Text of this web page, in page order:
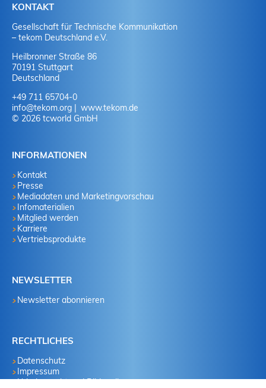
KONTAKT
Gesellschaft für Technische Kommunikation
– tekom Deutschland e.V.
Heilbronner Straße 86
70191 Stuttgart
Deutschland
+49 711 65704-0
info@tekom.org
www.tekom.de
© 2026 tcworld GmbH
INFORMATIONEN
Kontakt
Presse
Mediadaten und Marketingvorschau
Infomaterialien
Mitglied werden
Karriere
Vertriebsprodukte
NEWSLETTER
Newsletter abonnieren
RECHTLICHES
Datenschutz
Impressum
Urheberrecht und Bildquellen